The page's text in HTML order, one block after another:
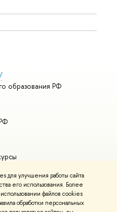
для улучшения работы сайта
его использования. Более
файлов cookies
обработки персональных
образования РФ
контакты